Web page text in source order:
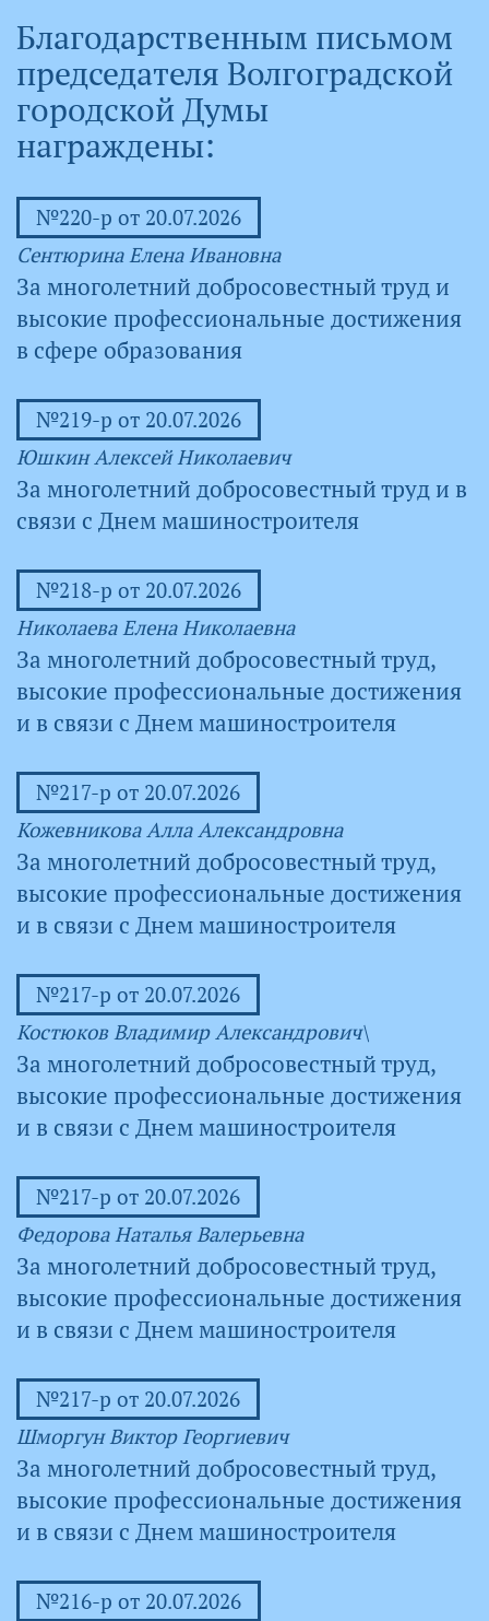
Благодарственным письмом
председателя Волгоградской
городской Думы
награждены:
№220-р от 20.07.2026
Сентюрина Елена Ивановна
За многолетний добросовестный труд и
высокие профессиональные достижения
в сфере образования
№219-р от 20.07.2026
Юшкин Алексей Николаевич
За многолетний добросовестный труд и в
связи с Днем машиностроителя
№218-р от 20.07.2026
Николаева Елена Николаевна
За многолетний добросовестный труд,
высокие профессиональные достижения
и в связи с Днем машиностроителя
№217-р от 20.07.2026
Кожевникова Алла Александровна
За многолетний добросовестный труд,
высокие профессиональные достижения
и в связи с Днем машиностроителя
№217-р от 20.07.2026
Костюков Владимир Александрович\
За многолетний добросовестный труд,
высокие профессиональные достижения
и в связи с Днем машиностроителя
№217-р от 20.07.2026
Федорова Наталья Валерьевна
За многолетний добросовестный труд,
высокие профессиональные достижения
и в связи с Днем машиностроителя
№217-р от 20.07.2026
Шморгун Виктор Георгиевич
За многолетний добросовестный труд,
высокие профессиональные достижения
и в связи с Днем машиностроителя
№216-р от 20.07.2026